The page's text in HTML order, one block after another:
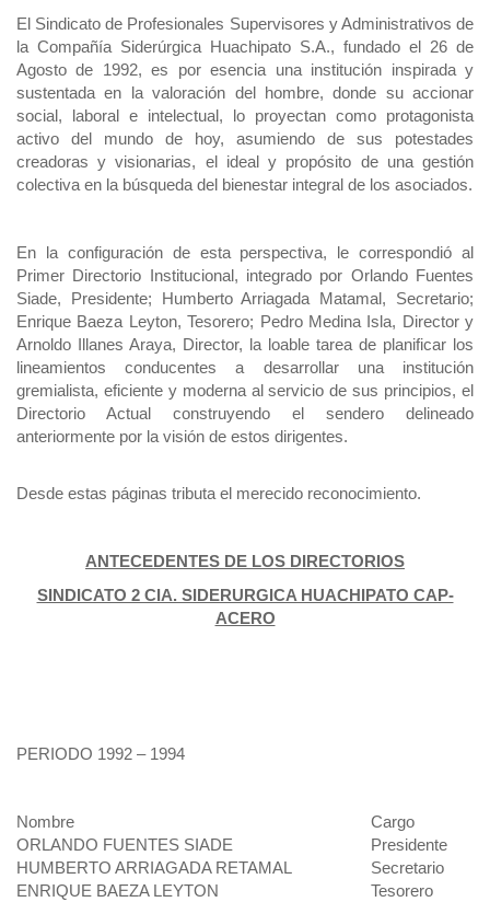
El Sindicato de Profesionales Supervisores y Administrativos de
la Compañía Siderúrgica Huachipato S.A., fundado el 26 de
Agosto de 1992, es por esencia una institución inspirada y
sustentada en la valoración del hombre, donde su accionar
social, laboral e intelectual, lo proyectan como protagonista
activo del mundo de hoy, asumiendo de sus potestades
creadoras y visionarias, el ideal y propósito de una gestión
colectiva en la búsqueda del bienestar integral de los asociados.
En la configuración de esta perspectiva, le correspondió al
Primer Directorio Institucional, integrado por Orlando Fuentes
Siade, Presidente; Humberto Arriagada Matamal, Secretario;
Enrique Baeza Leyton, Tesorero; Pedro Medina Isla, Director y
Arnoldo Illanes Araya, Director, la loable tarea de planificar los
lineamientos conducentes a desarrollar una institución
gremialista, eficiente y moderna al servicio de sus principios, el
Directorio Actual construyendo el sendero delineado
anteriormente por la visión de estos dirigentes.
Desde estas páginas tributa el merecido reconocimiento.
ANTECEDENTES DE LOS DIRECTORIOS
SINDICATO 2 CIA. SIDERURGICA HUACHIPATO CAP-
ACERO
PERIODO 1992 – 1994
Nombre
Cargo
ORLANDO FUENTES SIADE
Presidente
HUMBERTO ARRIAGADA RETAMAL
Secretario
ENRIQUE BAEZA LEYTON
Tesorero